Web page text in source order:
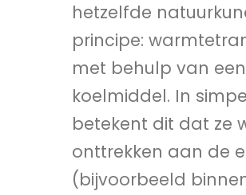
hetzelfde
principe:
met behulp van een
koelmiddel. In
betekent dit dat ze
onttrekken aan de
(bijvoorbeeld